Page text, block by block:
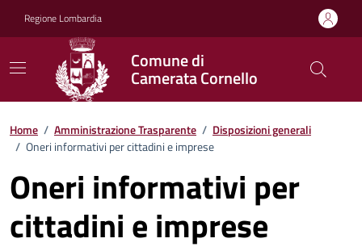
Regione Lombardia
Comune di
Camerata Cornello
Home / Amministrazione Trasparente / Disposizioni generali
/ Oneri informativi per cittadini e imprese
Oneri informativi per
cittadini e imprese